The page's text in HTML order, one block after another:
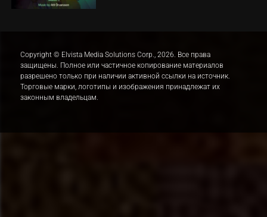
Copyright © Elvista Media Solutions Corp., 2026. Все права
защищены. Полное или частичное копирование материалов
разрешено только при наличии активной ссылки на источник.
Торговые марки, логотипы и изображения принадлежат их
законным владельцам.